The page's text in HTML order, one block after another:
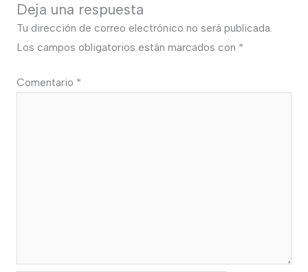
Deja una respuesta
Tu dirección de correo electrónico no será publicada.
Los campos obligatorios están marcados con *
Comentario *